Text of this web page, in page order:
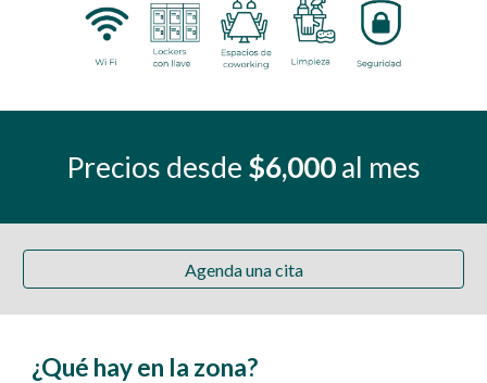
Precios desde $6,000al mes
Agenda una cita
¿Qué hay en la zona?